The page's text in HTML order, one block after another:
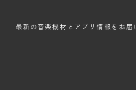
最新の音楽機材とアプリ情報をお届